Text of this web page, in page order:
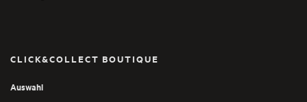
CLICK&COLLECT BOUTIQUE
Auswahl